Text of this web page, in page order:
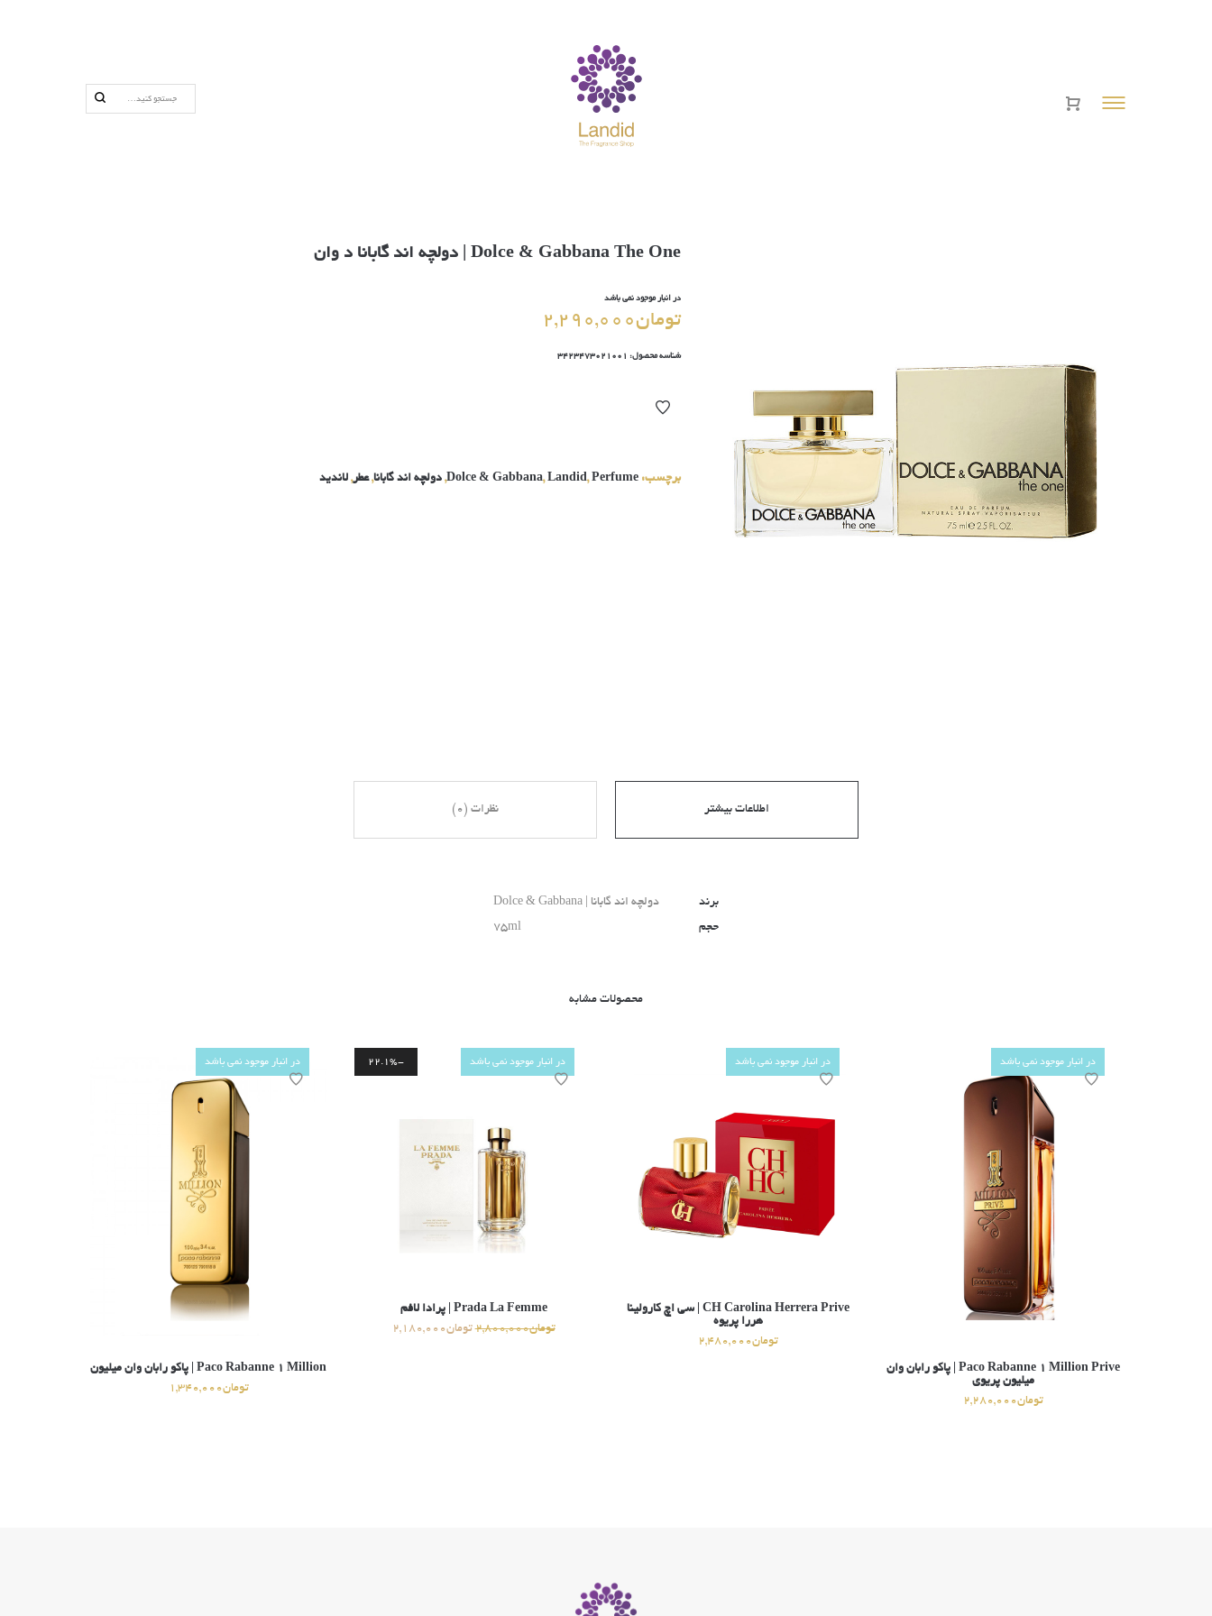
خانه
محصولات
Dolce & Gabbana The One | دولچه اند گابانا د وان
در انبار موجود نمی باشد
تومان2,290,000
شناسه محصول: 3423473021001
برچسب: Dolce & Gabbana,Landid,Perfume
,دولچه اند گابانا,عطر,لاندید
اطلاعات بیشتر نظرات (0)
برند
دولچه اند گابانا | Dolce & Gabbana
حجم
75ml
محصولات مشابه
در انبار موجود نمی باشد
Paco Rabanne 1 Million | پاکو رابان وان میلیون
تومان1,340,000
22.1% در انبار موجود نمی باشد
Prada La Femme | پرادا لافم
تومان2,800,000 تومان2,180,000
در انبار موجود نمی باشد
CH Carolina Herrera Prive | سی اچ کارولینا
هررا پریوه
تومان2,480,000
در انبار موجود نمی باشد
Paco Rabanne 1 Million Prive | پاکو رابان وان
میلیون پریوی
تومان2,280,000